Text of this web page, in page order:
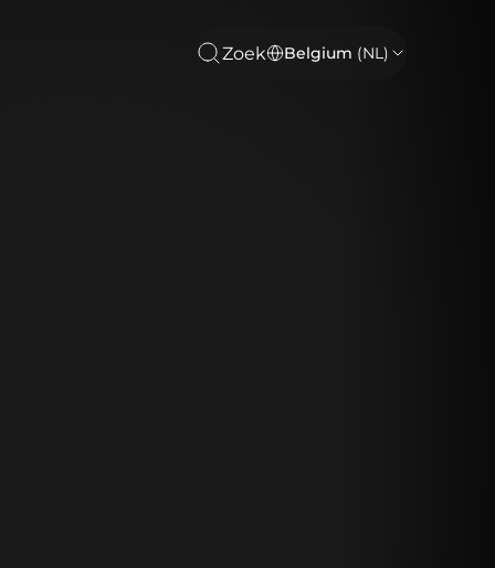
Zoek Belgium (NL)